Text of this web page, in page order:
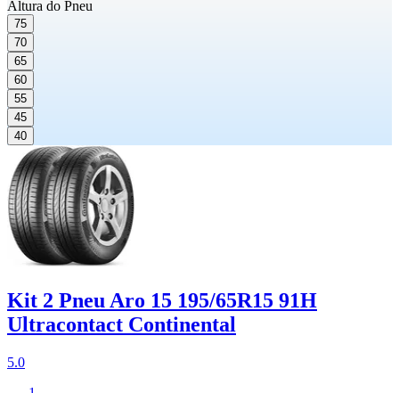
Altura do Pneu
75
70
65
60
55
45
40
Kit 2 Pneu Aro 15 195/65R15 91H
Ultracontact Continental
5.0